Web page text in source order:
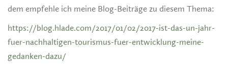
dem empfehle ich meine Blog-Beiträge zu diesem Thema:
https://blog.hlade.com/2017/01/02/2017-ist-das-un-jahr-
fuer-nachhaltigen-tourismus-fuer-entwicklung-meine-
gedanken-dazu/